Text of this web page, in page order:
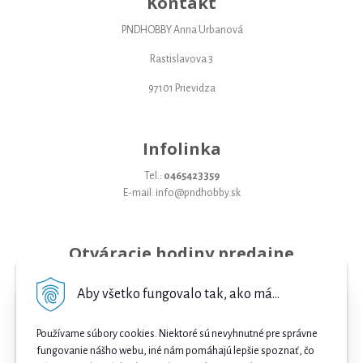
Aby všetko fungovalo tak, ako má...
Používame súbory cookies. Niektoré sú nevyhnutné pre správne
fungovanie nášho webu, iné nám pomáhajú lepšie spoznať, čo
PNDHOBBY Anna Urbanová
Rastislavova 3
97101 Prievidza
Infolinka
Tel.: 0465423359
E-mail: info@pndhobby.sk
Otváracie hodiny predajne
Streda 09-17